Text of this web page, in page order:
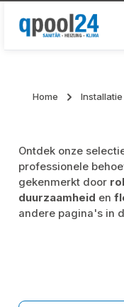
Ga naar de
Home Installatie
Ontdek onze
professionele
gekenmerkt door
duurzaamheid en
andere pagina's in